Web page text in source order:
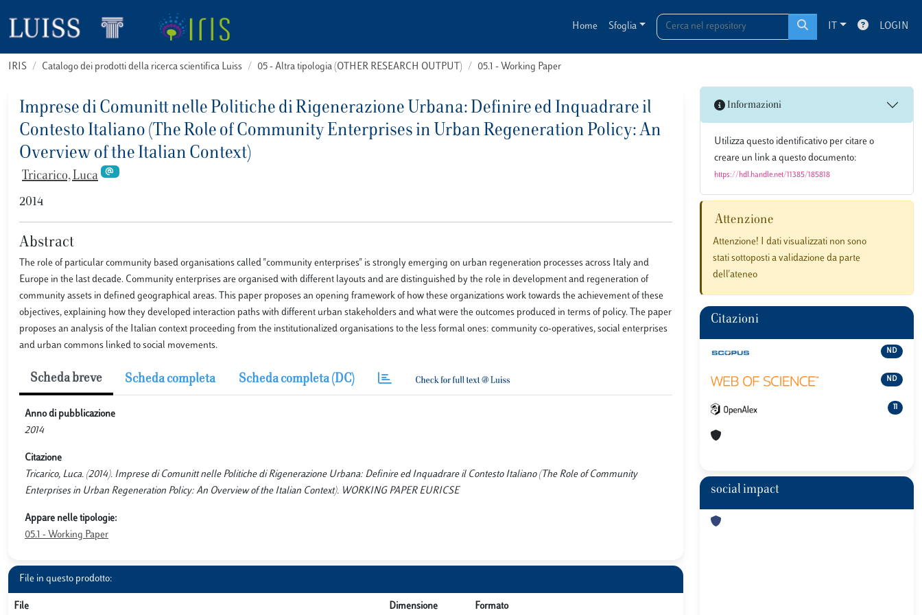
Home Sfoglia IT LOGIN
IRIS Catalogo dei prodotti della ricerca scientifica Luiss 05 - Altra tipologia (OTHER RESEARCH OUTPUT) 05.1 - Working Paper
Imprese di Comunitt nelle Politiche di Rigenerazione Urbana: Definire ed Inquadrare il
Contesto Italiano (The Role of Community Enterprises in Urban Regeneration Policy: An
Overview of the Italian Context)
Tricarico, Luca
2014
Abstract
The role of particular community based organisations called "community enterprises" is strongly emerging on urban regeneration processes across Italy and
Europe in the last decade. Community enterprises are organised with different layouts and are distinguished by the role in development and regeneration of
community assets in defined geographical areas. This paper proposes an opening framework of how these organizations work towards the achievement of these
objectives, explaining how they developed interaction paths with different urban stakeholders and what were the outcomes produced in terms of policy. The paper
proposes an analysis of the Italian context proceeding from the institutionalized organisations to the less formal ones: community co-operatives, social enterprises
and urban commons linked to social movements.
Scheda breve Scheda completa Scheda completa (DC)
Anno di pubblicazione
2014
Citazione
Tricarico, Luca. (2014). Imprese di Comunitt nelle Politiche di Rigenerazione Urbana: Definire ed Inquadrare il Contesto Italiano (The Role of Community
Enterprises in Urban Regeneration Policy: An Overview of the Italian Context). WORKING PAPER EURICSE
Appare nelle tipologie:
05.1 - Working Paper
File in questo prodotto:
File Dimensione Formato
Informazioni
Utilizza questo identificativo per citare o
creare un link a questo documento:
https://hdl.handle.net/11385/185818
Attenzione
Attenzione! I dati visualizzati non sono
stati sottoposti a validazione da parte
dell'ateneo
Citazioni
ND
ND
11
social impact